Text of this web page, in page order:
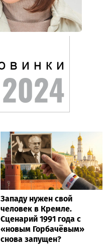
Западу нужен свой
человек в Кремле.
Сценарий 1991 года с
«новым Горбачёвым»
снова запущен?